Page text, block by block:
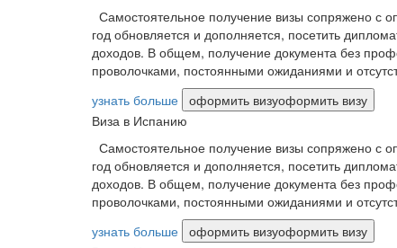
Самостоятельное получение визы сопряжено с
год обновляется и дополняется, посетить
доходов. В общем, получение документа без
проволочками, постоянными ожиданиями и
узнать больше оформить визуоформить визу
Виза в Испанию
Самостоятельное получение визы сопряжено с
год обновляется и дополняется, посетить
доходов. В общем, получение документа без
проволочками, постоянными ожиданиями и
узнать больше оформить визуоформить визу